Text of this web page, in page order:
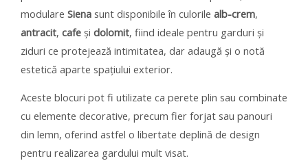
modulare Siena sunt disponibile în culorile alb-crem,
antracit, cafe și dolomit, fiind ideale pentru garduri și
ziduri ce protejează intimitatea, dar adaugă și o notă
estetică aparte spațiului exterior.
Aceste blocuri pot fi utilizate ca perete plin sau combinate
cu elemente decorative, precum fier forjat sau panouri
din lemn, oferind astfel o libertate deplină de design
pentru realizarea gardului mult visat.